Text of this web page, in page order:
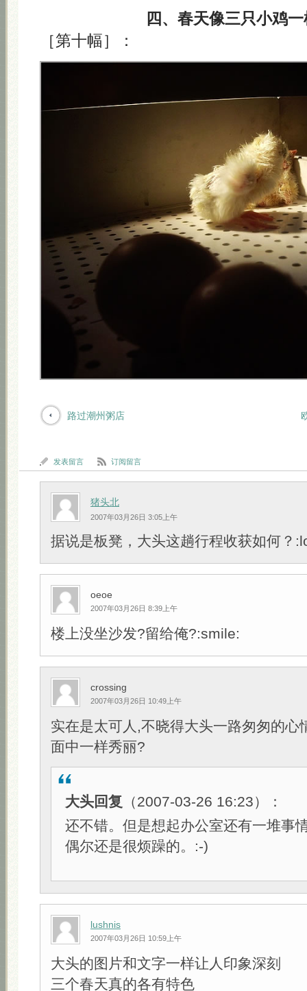
四、春天像三只小鸡
［第十幅］：
路过潮州粥店
发表留言 订阅留言
猪头北
2007年03月26日 3:05上午
据说是板凳，大头这趟行程收获如何？
oeoe
2007年03月26日 8:39上午
楼上没坐沙发?留给俺?:smile:
crossing
2007年03月26日 10:49上午
实在是太可人,不晓得大头一路匆匆的心
面中一样秀丽?
大头回复 （2007-03-26 16:23）：
还不错。但是想起办公室还有一堆事
偶尔还是很烦躁的。:-)
lushnis
2007年03月26日 10:59上午
大头的图片和文字一样让人印象深刻
三个春天真的各有特色